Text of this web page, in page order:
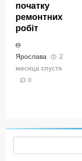
початку
ремонтних
робіт
Ярослава
2
месяца спустя
0